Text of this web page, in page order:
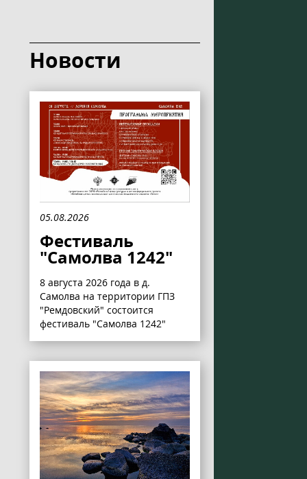
Новости
05.08.2026
Фестиваль
"Самолва 1242"
8 августа 2026 года в д.
Самолва на территории ГПЗ
"Ремдовский" состоится
фестиваль "Самолва 1242"